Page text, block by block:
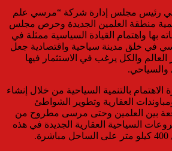
رئيس مجلس إدارة شركة “مرسي علم
منطقة العلمين الجديدة وحرص مجلس
بها واهتمام القيادة السياسية ممثلة في
في خلق مدينة سياحية واقتصادية جعل
والكل يرغب في الاستثمار فيها
والسياحي.
بالتنمية السياحية من خلال إنشاء
العقارية وتطوير الشواطئ
بين العلمين وحتى مرسى مطروح من
السياحية العقارية الجديدة في هذه